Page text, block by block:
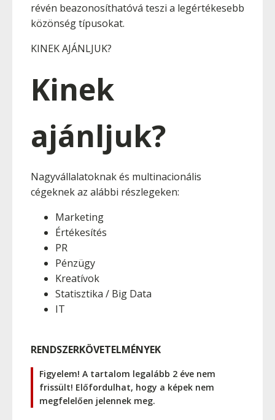
révén beazonosíthatóvá teszi a legértékesebb
közönség típusokat.
KINEK AJÁNLJUK?
Kinek
ajánljuk?
Nagyvállalatoknak és multinacionális
cégeknek az alábbi részlegeken:
Marketing
Értékesítés
PR
Pénzügy
Kreatívok
Statisztika / Big Data
IT
RENDSZERKÖVETELMÉNYEK
Figyelem! A tartalom legalább 2 éve nem
frissült! Előfordulhat, hogy a képek nem
megfelelően jelennek meg.